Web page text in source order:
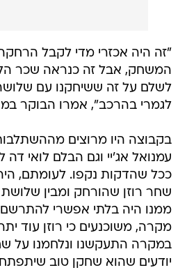
"זה היה אכזרי מדי לקבל
המשחק, אבל זה כנראה שכר
לשלם על זה ששיחקנו עם
לגמרי בהרכב", אמרו הבוקר
בקבוצה היו מרוצים
עמנואל אג'יי וגם הבלם לואי דה
ככל שהדקות נקפו. לעומתם,
שחר רוזן שהורחק ומבין
ממנו היה בלתי אפשרי
מקרה, משוכנעים כי רוזן עוד
במקרה התעקשנו ונלחמנו על
יודעים שהוא שחקן טוב